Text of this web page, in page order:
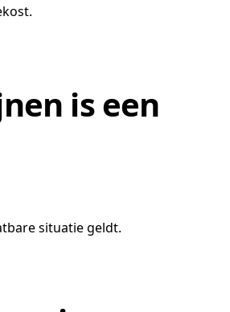
is een
situatie geldt.